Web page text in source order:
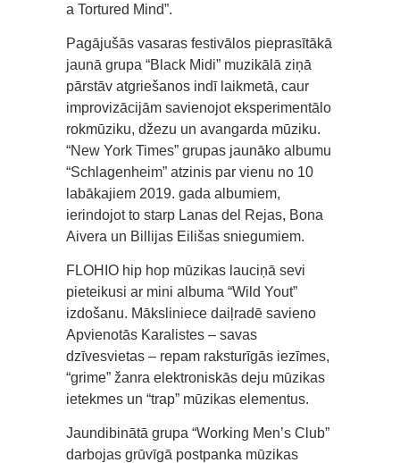
a Tortured Mind”.
Pagājušās vasaras festivālos pieprasītākā
jaunā grupa “Black Midi” muzikālā ziņā
pārstāv atgriešanos indī laikmetā, caur
improvizācijām savienojot eksperimentālo
rokmūziku, džezu un avangarda mūziku.
“New York Times” grupas jaunāko albumu
“Schlagenheim” atzinis par vienu no 10
labākajiem 2019. gada albumiem,
ierindojot to starp Lanas del Rejas, Bona
Aivera un Billijas Eilišas sniegumiem.
FLOHIO hip hop mūzikas lauciņā sevi
pieteikusi ar mini albuma “Wild Yout”
izdošanu. Māksliniece daiļradē savieno
Apvienotās Karalistes – savas
dzīvesvietas – repam raksturīgās iezīmes,
“grime” žanra elektroniskās deju mūzikas
ietekmes un “trap” mūzikas elementus.
Jaundibinātā grupa “Working Men’s Club”
darbojas grūvīgā postpanka mūzikas